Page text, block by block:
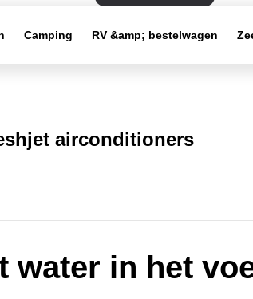
Camping RV &amp; bestelwagen
airconditioners
water in het